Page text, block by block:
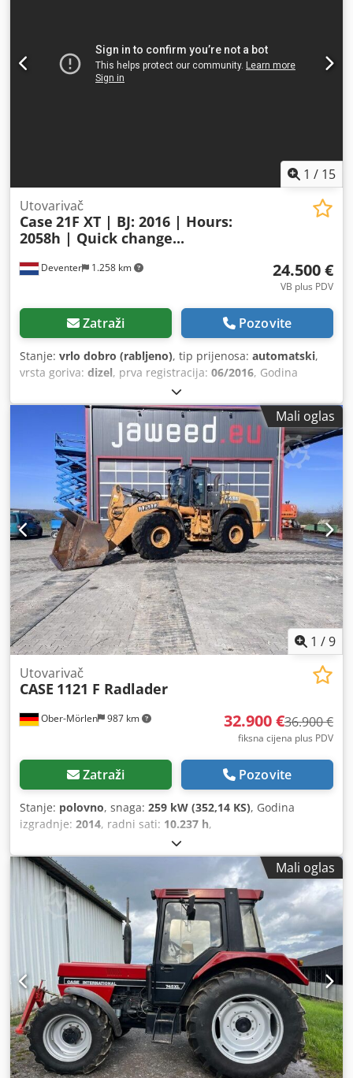
1 / 15
Deventer 1.258 km
Utovarivač
Case 21F XT | BJ: 2016 | Hours:
2058h | Quick change...
24.500 €
VB plus PDV
Zatraži Pozovite
Stanje: vrlo dobro (rabljeno), tip prijenosa: automatski,
vrsta goriva: dizel, prva registracija: 06/2016, Godina
2.058 h
Mali oglas
1 /9
Ober-Mörlen 987 km
Utovarivač
CASE 1121 F Radlader
32.900 €36.900 €
fiksna cijena plus PDV
Zatraži Pozovite
Stanje: polovno, snaga: 259 kW (352,14 KS), Godina
izgradnje: 2014, radni sati: 10.237 h,
Mali oglas